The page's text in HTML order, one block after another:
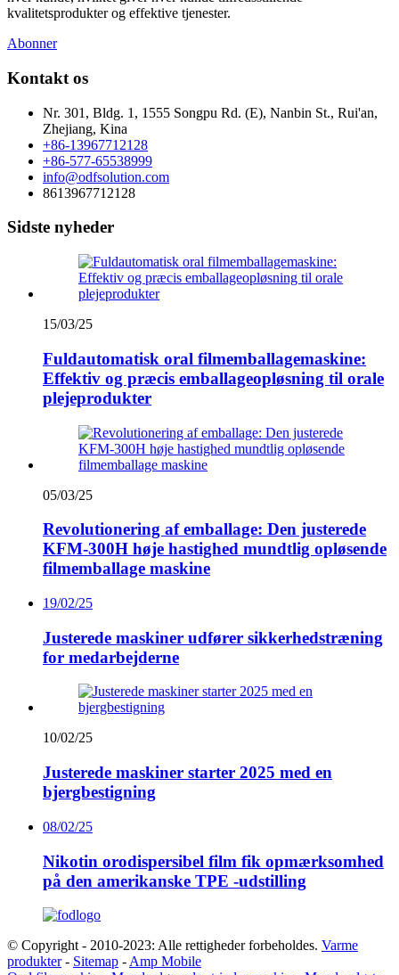
kvalitetsprodukter og effektive tjenester.
Abonner
Kontakt os
Nr. 301, Bldg. 1, 1555 Songpu Rd. (E), Nanbin St., Rui'an,
Zhejiang, Kina
+86-13967712128
+86-577-65538999
info@odfsolution.com
8613967712128
Sidste nyheder
15/03/25
Fuldautomatisk oral filmemballagemaskine:
Effektiv og præcis emballageopløsning til orale
plejeprodukter
05/03/25
Revolutionering af emballage: Den justerede
KFM-300H høje hastighed mundtlig opløsende
filmemballage maskine
19/02/25
Justerede maskiner udfører sikkerhedstræning
for medarbejderne
10/02/25
Justerede maskiner starter 2025 med en
bjergbestigning
08/02/25
Nikotin orodispersibel film fik opmærksomhed
på den amerikanske TPE -udstilling
© Copyright - 2010-2023: Alle rettigheder forbeholdes. Varme
produkter- Sitemap - Amp Mobile